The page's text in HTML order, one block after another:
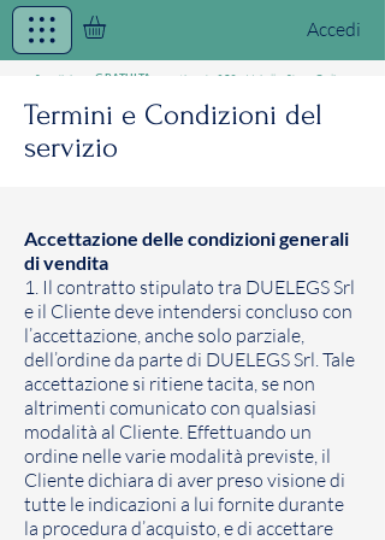
Accedi
SpedizioneGRATUITA a partire da 25€ - Vai allo Shop Online
Termini e Condizioni del
servizio
Accettazione delle condizioni generali
di vendita
1. Il contratto stipulato tra DUELEGS Srl
e il Cliente deve intendersi concluso con
l’accettazione, anche solo parziale,
dell’ordine da parte di DUELEGS Srl. Tale
accettazione si ritiene tacita, se non
altrimenti comunicato con qualsiasi
modalità al Cliente. Effettuando un
ordine nelle varie modalità previste, il
Cliente dichiara di aver preso visione di
tutte le indicazioni a lui fornite durante
la procedura d’acquisto, e di accettare